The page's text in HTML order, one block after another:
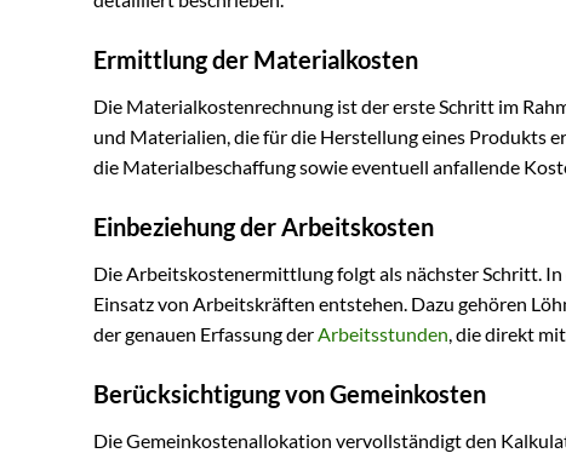
Ermittlung der Materialkosten
Die Materialkostenrechnung ist der erste Schritt im
und Materialien, die für die Herstellung eines Produkts
die Materialbeschaffung sowie eventuell anfallende
Einbeziehung der Arbeitskosten
Die Arbeitskostenermittlung folgt als nächster Schritt.
Einsatz von Arbeitskräften entstehen. Dazu gehören
der genauen Erfassung derArbeitsstunden, die direkt
Berücksichtigung von Gemeinkosten
Die Gemeinkostenallokation vervollständigt den